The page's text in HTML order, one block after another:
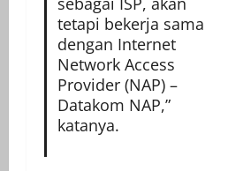
tetapi bekerja sama
dengan Internet
Network Access
Provider (NAP) –
Datakom NAP,”
katanya.